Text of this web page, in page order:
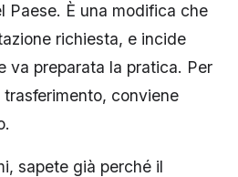
Paese. È una modifica che
richiesta, e incide
va preparata la pratica. Per
conviene
sapete già perché il